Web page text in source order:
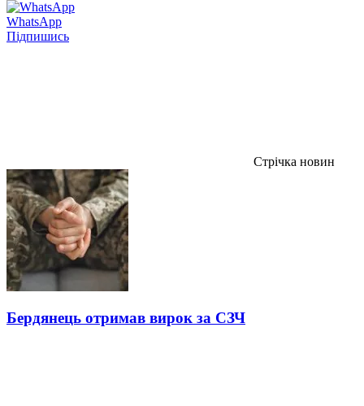
WhatsApp
Підпишись
Стрічка новин
Бердянець отримав вирок за СЗЧ